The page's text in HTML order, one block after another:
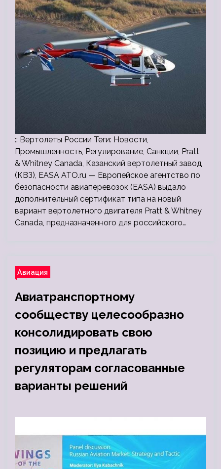
:: Вертолеты России Теги: Новости,
Промышленность, Регулирование, Санкции, Pratt
& Whitney Canada, Казанский вертолетный завод
(КВЗ), EASA ATO.ru — Европейское агентство по
безопасности авиаперевозок (EASA) выдало
дополнительный сертификат типа на новый
вариант вертолетного двигателя Pratt & Whitney
Canada, предназначенного для российского…
Авиация
Авиатранспортному
сообществу целесообразно
консолидировать свою
позицию и предлагать
регуляторам согласованные
варианты решений